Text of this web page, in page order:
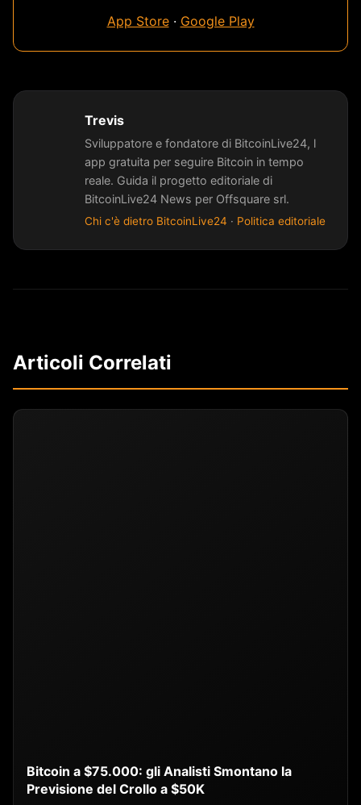
App Store· Google Play
Trevis
Sviluppatore e fondatore di BitcoinLive24, l
app gratuita per seguire Bitcoin in tempo
reale. Guida il progetto editoriale di
BitcoinLive24 News per Offsquare srl.
Chi c'è dietro BitcoinLive24 · Politica editoriale
Articoli Correlati
Bitcoin a $75.000: gli Analisti Smontano la
Previsione del Crollo a $50K